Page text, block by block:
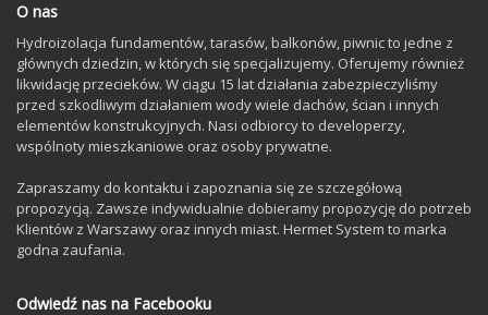
O nas
Hydroizolacja fundamentów, tarasów, balkonów, piwnic to jedne z
głównych dziedzin, w których się specjalizujemy. Oferujemy również
likwidację przecieków. W ciągu 15 lat działania zabezpieczyliśmy
przed szkodliwym działaniem wody wiele dachów, ścian i innych
elementów konstrukcyjnych. Nasi odbiorcy to developerzy,
wspólnoty mieszkaniowe oraz osoby prywatne.
Zapraszamy do kontaktu i zapoznania się ze szczegółową
propozycją. Zawsze indywidualnie dobieramy propozycję do potrzeb
Klientów z Warszawy oraz innych miast. Hermet System to marka
godna zaufania.
Odwiedź nas na Facebooku